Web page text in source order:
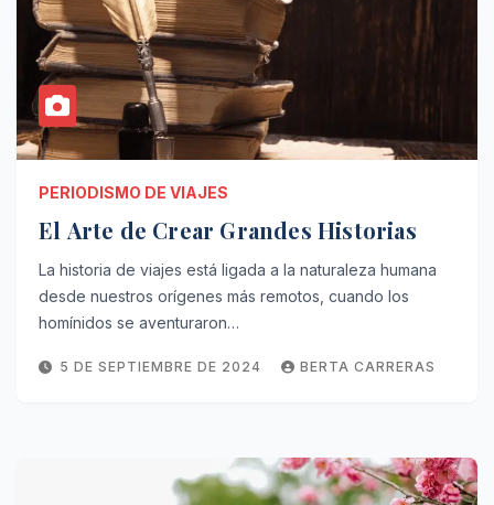
PERIODISMO DE VIAJES
El Arte de Crear Grandes Historias
La historia de viajes está ligada a la naturaleza humana
desde nuestros orígenes más remotos, cuando los
homínidos se aventuraron…
5 DE SEPTIEMBRE DE 2024 BERTA CARRERAS